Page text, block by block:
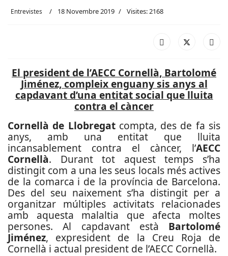
Entrevistes 18 Novembre 2019 Visites: 2168
El president de l’AECC Cornellà, Bartolomé
Jiménez, compleix enguany sis anys al
capdavant d’una entitat social que lluita
contra el càncer
Cornellà de Llobregatcompta, des de fa sis
anys, amb una entitat que lluita
incansablement contra el càncer, l’AECC
Cornellà. Durant tot aquest temps s’ha
distingit com a una les seus locals més actives
de la comarca i de la província de Barcelona.
Des del seu naixement s’ha distingit per a
organitzar múltiples activitats relacionades
amb aquesta malaltia que afecta moltes
persones. Al capdavant està Bartolomé
Jiménez, expresident de la Creu Roja de
Cornellà i actual president de l’AECC Cornellà.